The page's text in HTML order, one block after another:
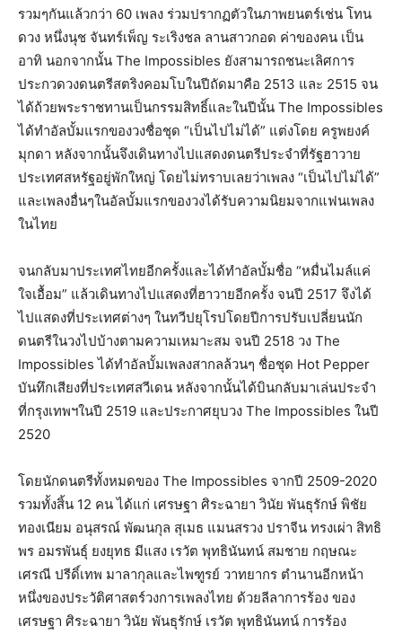
รวมๆกันแล้วกว่า 60 เพลง ร่วมปรากฏตัวในภาพยนตร์เช่น โทน
ดวง หนึ่งนุช จันทร์เพ็ญ ระเริงชล ลานสาวกอด ค่าของคน เป็น
อาทิ นอกจากนั้น The Impossibles ยังสามารถชนะเลิศการ
ประกวดวงดนตรีสตริงคอมโบในปีถัดมาคือ 2513 และ 2515 จน
ได้ถ้วยพระราชทานเป็นกรรมสิทธิ์และในปีนั้น The Impossibles
ได้ทำอัลบั้มแรกของวงชื่อชุด “เป็นไปไม่ได้” แต่งโดย ครูพยงค์
มุกดา หลังจากนั้นจึงเดินทางไปแสดงดนตรีประจำที่รัฐฮาวาย
ประเทศสหรัฐอยู่พักใหญ่ โดยไม่ทราบเลยว่าเพลง “เป็นไปไม่ได้”
และเพลงอื่นๆในอัลบั้มแรกของวงได้รับความนิยมจากแฟนเพลง
ในไทย
จนกลับมาประเทศไทยอีกครั้งและได้ทำอัลบั้มชื่อ “หมื่นไมล์แค่
ใจเอื้อม” แล้วเดินทางไปแสดงที่ฮาวายอีกครั้ง จนปี 2517 จึงได้
ไปแสดงที่ประเทศต่างๆ ในทวีปยุโรปโดยปีการปรับเปลี่ยนนัก
ดนตรีในวงไปบ้างตามความเหมาะสม จนปี 2518 วง The
Impossibles ได้ทำอัลบั้มเพลงสากลล้วนๆ ชื่อชุด Hot Pepper
บันทึกเสียงที่ประเทศสวีเดน หลังจากนั้นได้บินกลับมาเล่นประจำ
ที่กรุงเทพฯในปี 2519 และประกาศยุบวง The Impossibles ในปี
2520
โดยนักดนตรีทั้งหมดของ The Impossibles จากปี 2509-2020
รวมทั้งสิ้น 12 คน ได้แก่ เศรษฐา ศิระฉายา วินัย พันธุรักษ์ พิชัย
ทองเนียม อนุสรณ์ พัฒนกุล สุเมธ แมนสรวง ปราจีน ทรงเผ่า สิทธิ
พร อมรพันธุ์ ยงยุทธ มีแสง เรวัต พุทธินันทน์ สมชาย กฤษณะ
เศรณี ปรีดิ์เทพ มาลากุลและไพฑูรย์ วาทยากร ตำนานอีกหน้า
หนึ่งของประวัติศาสตร์วงการเพลงไทย ด้วยลีลาการร้อง ของ
เศรษฐา ศิระฉายา วินัย พันธุรักษ์ เรวัต พุทธินันทน์ การร้อง